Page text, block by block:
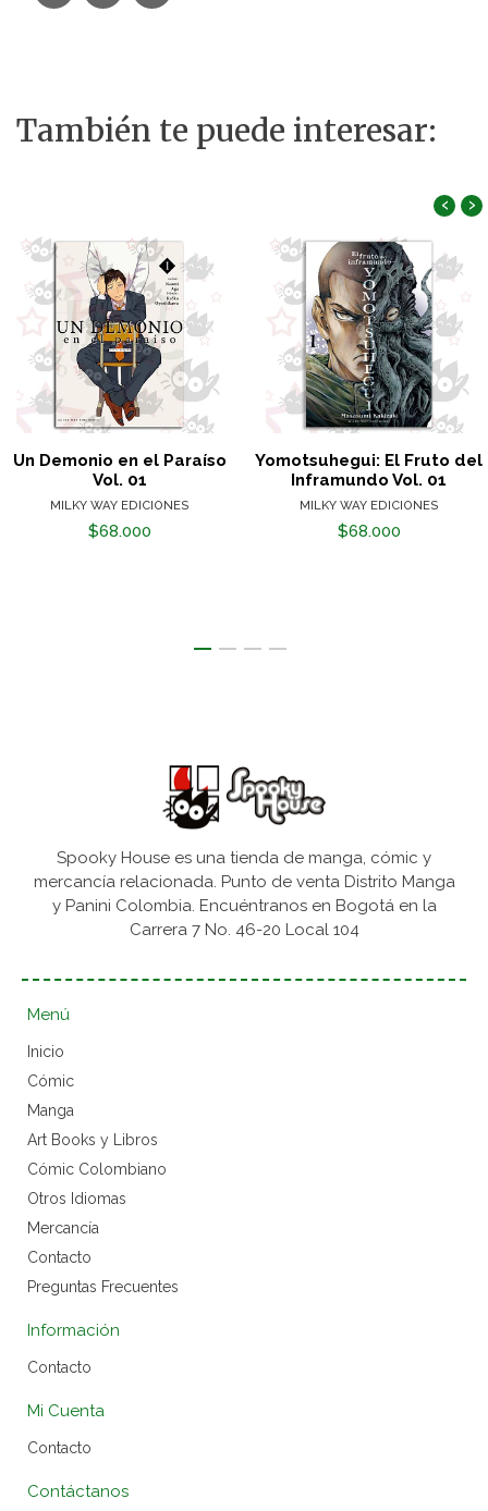
También te puede interesar:
Un Demonio en el Paraíso
Vol. 01
MILKY WAY EDICIONES
$68.000
Yomotsuhegui: El Fruto del
Inframundo Vol. 01
MILKY WAY EDICIONES
$68.000
‹ ›
Spooky House es una tienda de manga, cómic y
mercancía relacionada. Punto de venta Distrito Manga
y Panini Colombia. Encuéntranos en Bogotá en la
Carrera 7 No. 46-20 Local 104
Menú
Inicio
Cómic
Manga
Art Books y Libros
Cómic Colombiano
Otros Idiomas
Mercancía
Contacto
Preguntas Frecuentes
Información
Contacto
Mi Cuenta
Contacto
Contáctanos